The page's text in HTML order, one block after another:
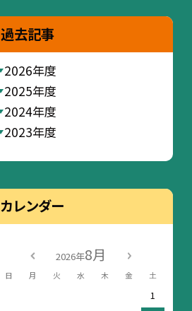
過去記事
2026年度
2025年度
2024年度
2023年度
カレンダー
2026年8月
日 月 火 水 木 金 土
1